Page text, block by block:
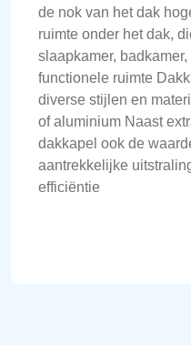
de nok van het dak
ruimte onder het dak,
slaapkamer,
functionele ruimte
diverse stijlen en
of aluminium Naast
dakkapel ook de
aantrekkelijke
efficiëntie